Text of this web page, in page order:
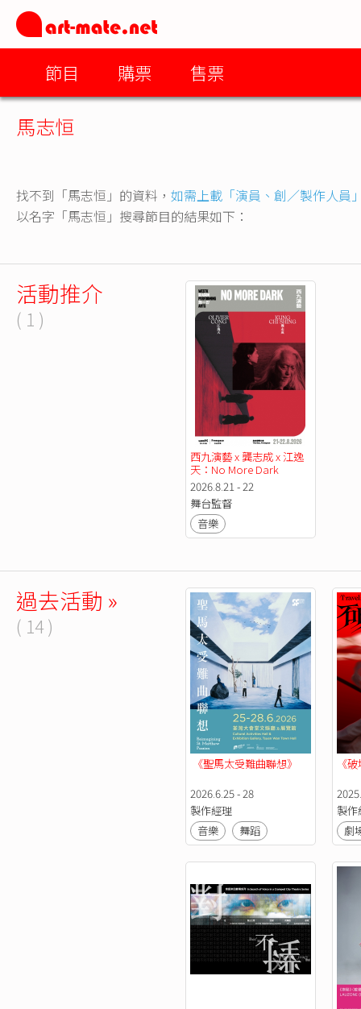
節目 購票 售票
馬志恒
找不到「馬志恒」的資料， 如需上載「演員、創／製作人員
以名字「馬志恒」搜尋節目的結果如下：
活動推介
( 1 )
西九演藝 x 龔志成 x 江逸
天：No More Dark
2026.8.21 - 22
舞台監督
音樂
過去活動 »
( 14 )
《聖馬太受難曲聯想》
2026.6.25 - 28
製作經理
音樂
舞蹈
《
製作
劇